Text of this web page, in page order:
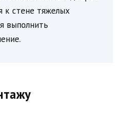
к стене тяжелых
выполнить